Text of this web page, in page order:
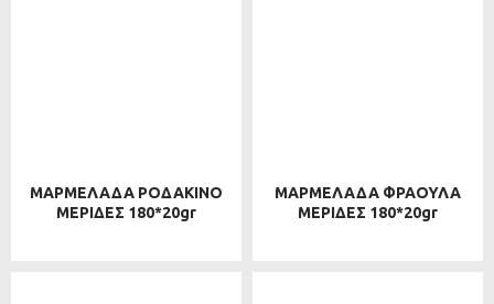
ΜΑΡΜΕΛΑΔΑ ΡΟΔΑΚΙΝΟ
ΜΕΡΙΔΕΣ 180*20gr
ΜΑΡΜΕΛΑΔΑ ΦΡΑΟΥΛΑ
ΜΕΡΙΔΕΣ 180*20gr